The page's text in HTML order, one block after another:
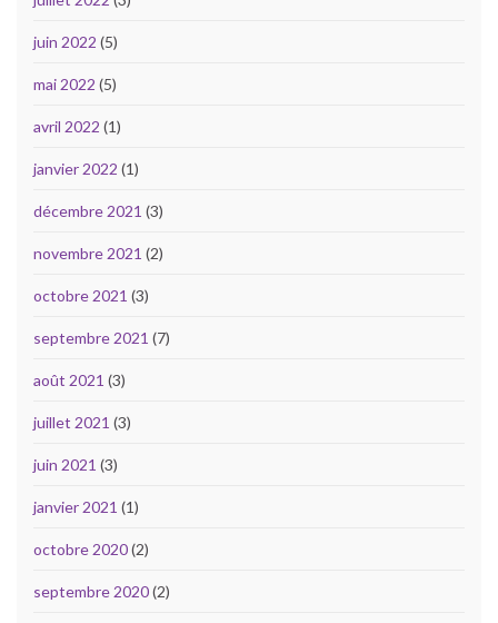
juin 2022 (5)
mai 2022 (5)
avril 2022 (1)
janvier 2022 (1)
décembre 2021 (3)
novembre 2021 (2)
octobre 2021 (3)
septembre 2021 (7)
août 2021 (3)
juillet 2021 (3)
juin 2021 (3)
janvier 2021 (1)
octobre 2020(2)
septembre 2020(2)